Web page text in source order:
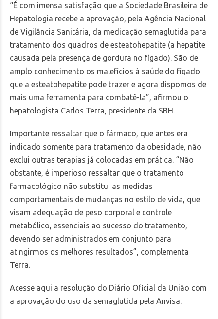
“É com imensa satisfação que a Sociedade Brasileira de
Hepatologia recebe a aprovação, pela Agência Nacional
de Vigilância Sanitária, da medicação semaglutida para
tratamento dos quadros de esteatohepatite (a hepatite
causada pela presença de gordura no fígado). São de
amplo conhecimento os malefícios à saúde do fígado
que a esteatohepatite pode trazer e agora dispomos de
mais uma ferramenta para combatê-la”, afirmou o
hepatologista Carlos Terra, presidente da SBH.
Importante ressaltar que o fármaco, que antes era
indicado somente para tratamento da obesidade, não
exclui outras terapias já colocadas em prática. “Não
obstante, é imperioso ressaltar que o tratamento
farmacológico não substitui as medidas
comportamentais de mudanças no estilo de vida, que
visam adequação de peso corporal e controle
metabólico, essenciais ao sucesso do tratamento,
devendo ser administrados em conjunto para
atingirmos os melhores resultados”, complementa
Terra.
Acesse aqui a resolução do Diário Oficial da União com
a aprovação do uso da semaglutida pela Anvisa.